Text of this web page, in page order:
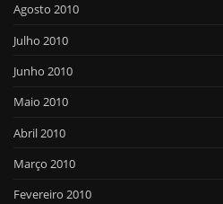
Agosto 2010
Julho 2010
Junho 2010
Maio 2010
Abril 2010
Março 2010
Fevereiro 2010